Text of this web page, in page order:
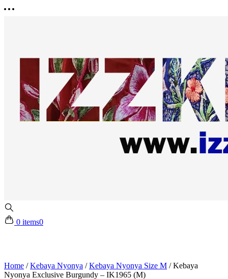
0 items0
Home /Kebaya Nyonya /Kebaya Nyonya Size M /Kebaya
Nyonya Exclusive Burgundy – IK1965 (M)